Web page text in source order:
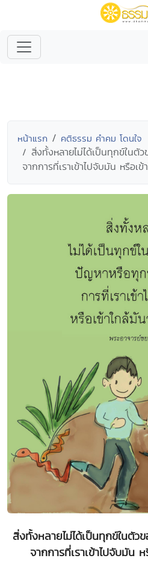
หน้าแรก คติธรรม คำคม โดนใจ
สิ่งทั้งหลายไม่ได้เป็นทุกข์ใน
จากการที่เราเข้าไปจับมัน หรือเ
สิ่งทั้งหลายไม่ได้เป็นทุกข์ในตั
จากการที่เราเข้าไปจับมัน